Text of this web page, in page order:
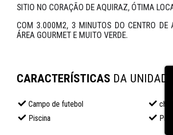
SITIO NO CORAÇÃO DE AQUIRAZ, ÓTIMA
COM 3.000M2, 3 MINUTOS DO CENTRO DE
ÁREA GOURMET E MUITO VERDE.
CARACTERÍSTICAS DA UNIDADE
Campo de futebol
Piscina